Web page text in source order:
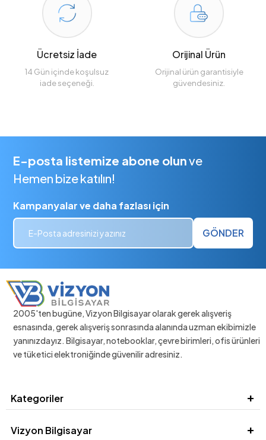
Ücretsiz İade
14 Gün içinde koşulsuz
iade seçeneği.
Orijinal Ürün
Orijinal ürün garantisiyle
güvendesiniz.
E-posta listemize abone olunve
Hemen bize katılın!
Kampanyalar ve daha fazlası için
GÖNDER
2005'ten bugüne, Vizyon Bilgisayar olarak gerek alışveriş
esnasında, gerek alışveriş sonrasında alanında uzman ekibimizle
yanınızdayız. Bilgisayar, notebooklar, çevre birimleri, ofis ürünleri
ve tüketici elektroniğinde güvenilir adresiniz.
Kategoriler
Vizyon Bilgisayar